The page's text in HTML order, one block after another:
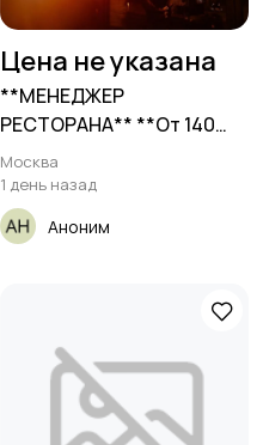
Цена не указана
**МЕНЕДЖЕР
РЕСТОРАНА** **От 140
000₽** __Игристый__
Москва
1 день назад
Аноним